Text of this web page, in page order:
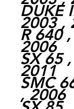
DUKE
2003 ,
R 640
2006
SX 65
2011
SMC
, 2006